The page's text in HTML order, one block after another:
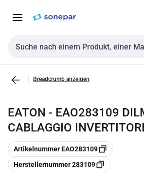
NavigationInhalt
Sucheingabe
Breadcrumb anzeigen
EATON - EAO283109
CABLAGGIO
Kopieren
Artikelnummer EAO283109
Kopieren
Herstellernummer 283109